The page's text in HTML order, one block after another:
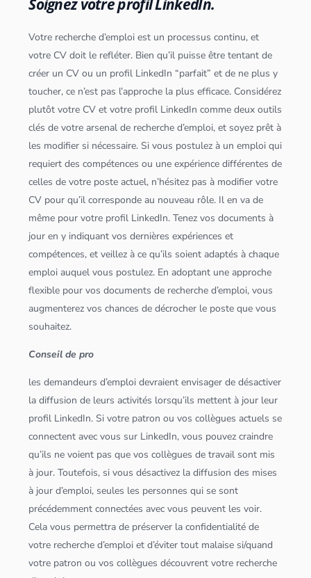
Soignez votre profil LinkedIn.
Votre recherche d’emploi est un processus continu, et
votre CV doit le refléter. Bien qu’il puisse être tentant de
créer un CV ou un profil LinkedIn “parfait” et de ne plus y
toucher, ce n’est pas l’approche la plus efficace. Considérez
plutôt votre CV et votre profil LinkedIn comme deux outils
clés de votre arsenal de recherche d’emploi, et soyez prêt à
les modifier si nécessaire. Si vous postulez à un emploi qui
requiert des compétences ou une expérience différentes de
celles de votre poste actuel, n’hésitez pas à modifier votre
CV pour qu’il corresponde au nouveau rôle. Il en va de
même pour votre profil LinkedIn. Tenez vos documents à
jour en y indiquant vos dernières expériences et
compétences, et veillez à ce qu’ils soient adaptés à chaque
emploi auquel vous postulez. En adoptant une approche
flexible pour vos documents de recherche d’emploi, vous
augmenterez vos chances de décrocher le poste que vous
souhaitez.
Conseil de pro
les demandeurs d’emploi devraient envisager de désactiver
la diffusion de leurs activités lorsqu’ils mettent à jour leur
profil LinkedIn. Si votre patron ou vos collègues actuels se
connectent avec vous sur LinkedIn, vous pouvez craindre
qu’ils ne voient pas que vos collègues de travail sont mis
à jour. Toutefois, si vous désactivez la diffusion des mises
à jour d’emploi, seules les personnes qui se sont
précédemment connectées avec vous peuvent les voir.
Cela vous permettra de préserver la confidentialité de
votre recherche d’emploi et d’éviter tout malaise si/quand
votre patron ou vos collègues découvrent votre recherche